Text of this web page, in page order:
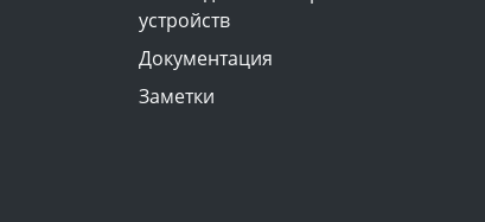
устройств
Документация
Заметки